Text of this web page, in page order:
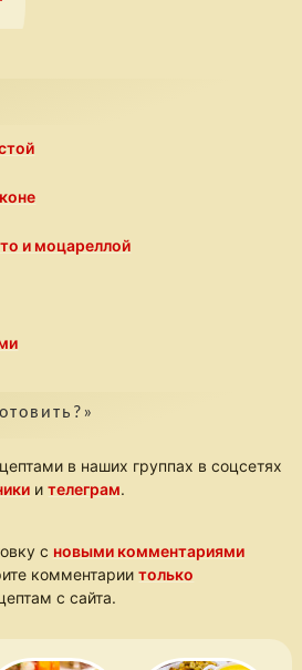
и моцареллой
в наших группах в соцсетях
ителеграм.
с новыми комментариями
комментариитолько
с сайта.